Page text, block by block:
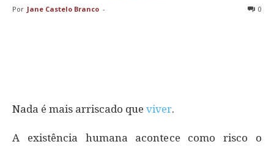
Por Jane Castelo Branco - 0
Nada é mais arriscado que viver.
A existência humana acontece como risco o